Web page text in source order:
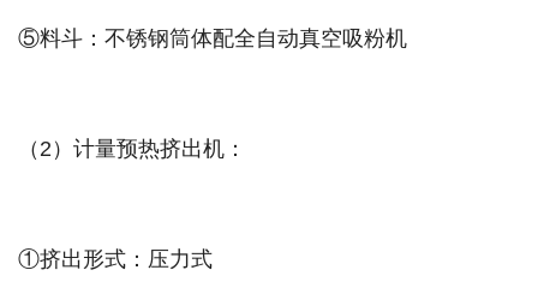
⑤料斗：不锈钢筒体配全自动真空吸粉机
（2）计量预热挤出机：
①挤出形式：压力式